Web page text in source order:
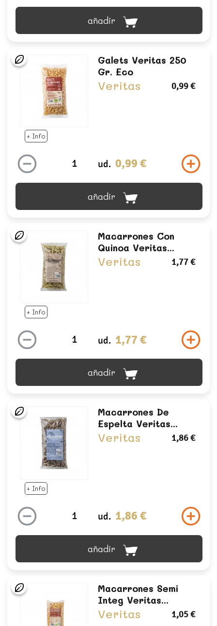
añadir
+ Info
Galets Veritas 250
Gr. Eco
Veritas 0,99 €
ud. 0,99 €
añadir
+ Info
Macarrones Con
Quinoa Veritas...
Veritas 1,77 €
ud. 1,77 €
añadir
+ Info
Macarrones De
Espelta Veritas...
Veritas 1,86 €
ud. 1,86 €
añadir
Macarrones Semi
Integ Veritas...
Veritas 1,05 €